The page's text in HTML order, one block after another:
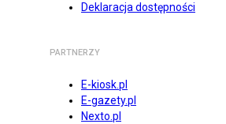
Deklaracja dostępności
PARTNERZY
E-kiosk.pl
E-gazety.pl
Nexto.pl